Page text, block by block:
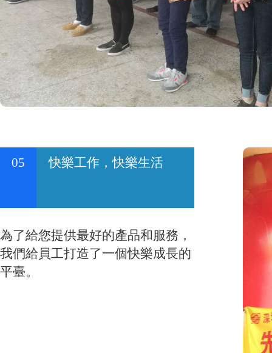
05 快樂工作，快樂生活
為了給您提供最好的產品和服務，
我們給員工打造了一個快樂成長的
平臺。